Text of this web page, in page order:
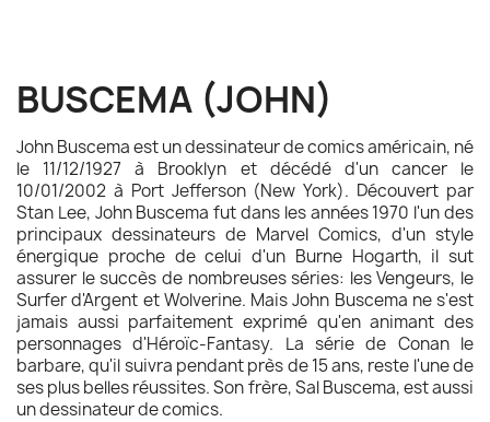
BUSCEMA (JOHN)
John Buscema est un dessinateur de comics américain, né
le 11/12/1927 à Brooklyn et décédé d'un cancer le
10/01/2002 à Port Jefferson (New York). Découvert par
Stan Lee, John Buscema fut dans les années 1970 l'un des
principaux dessinateurs de Marvel Comics, d'un style
énergique proche de celui d'un Burne Hogarth, il sut
assurer le succès de nombreuses séries: les Vengeurs, le
Surfer d'Argent et Wolverine. Mais John Buscema ne s'est
jamais aussi parfaitement exprimé qu'en animant des
personnages d'Héroïc-Fantasy. La série de Conan le
barbare, qu'il suivra pendant près de 15 ans, reste l'une de
ses plus belles réussites. Son frère, Sal Buscema, est aussi
un dessinateur de comics.